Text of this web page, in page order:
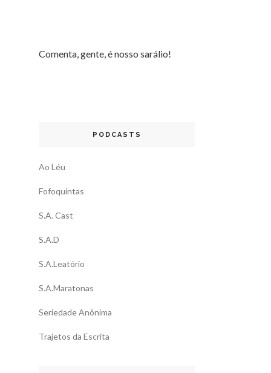
Comenta, gente, é nosso sarálio!
PODCASTS
Ao Léu
Fofoquintas
S.A. Cast
S.A.D
S.A.Leatório
S.A.Maratonas
Seriedade Anônima
Trajetos da Escrita